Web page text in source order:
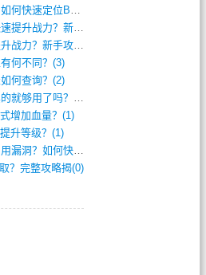
龙渊版本地图坐标全解析，如何快速定位BO(4)
逆天单职业微端传奇如何快速提升战力？新手(4)
红月传说战神版如何快速提升战力？新手攻略(3)
何不同？(3)
何查询？(2)
一个特戒对传奇玩家来说真的就够用了吗？(1)
增加血量？(1)
升等级？(1)
逆水寒单职业存在哪些可利用漏洞？如何快速(1)
？完整攻略揭(0)